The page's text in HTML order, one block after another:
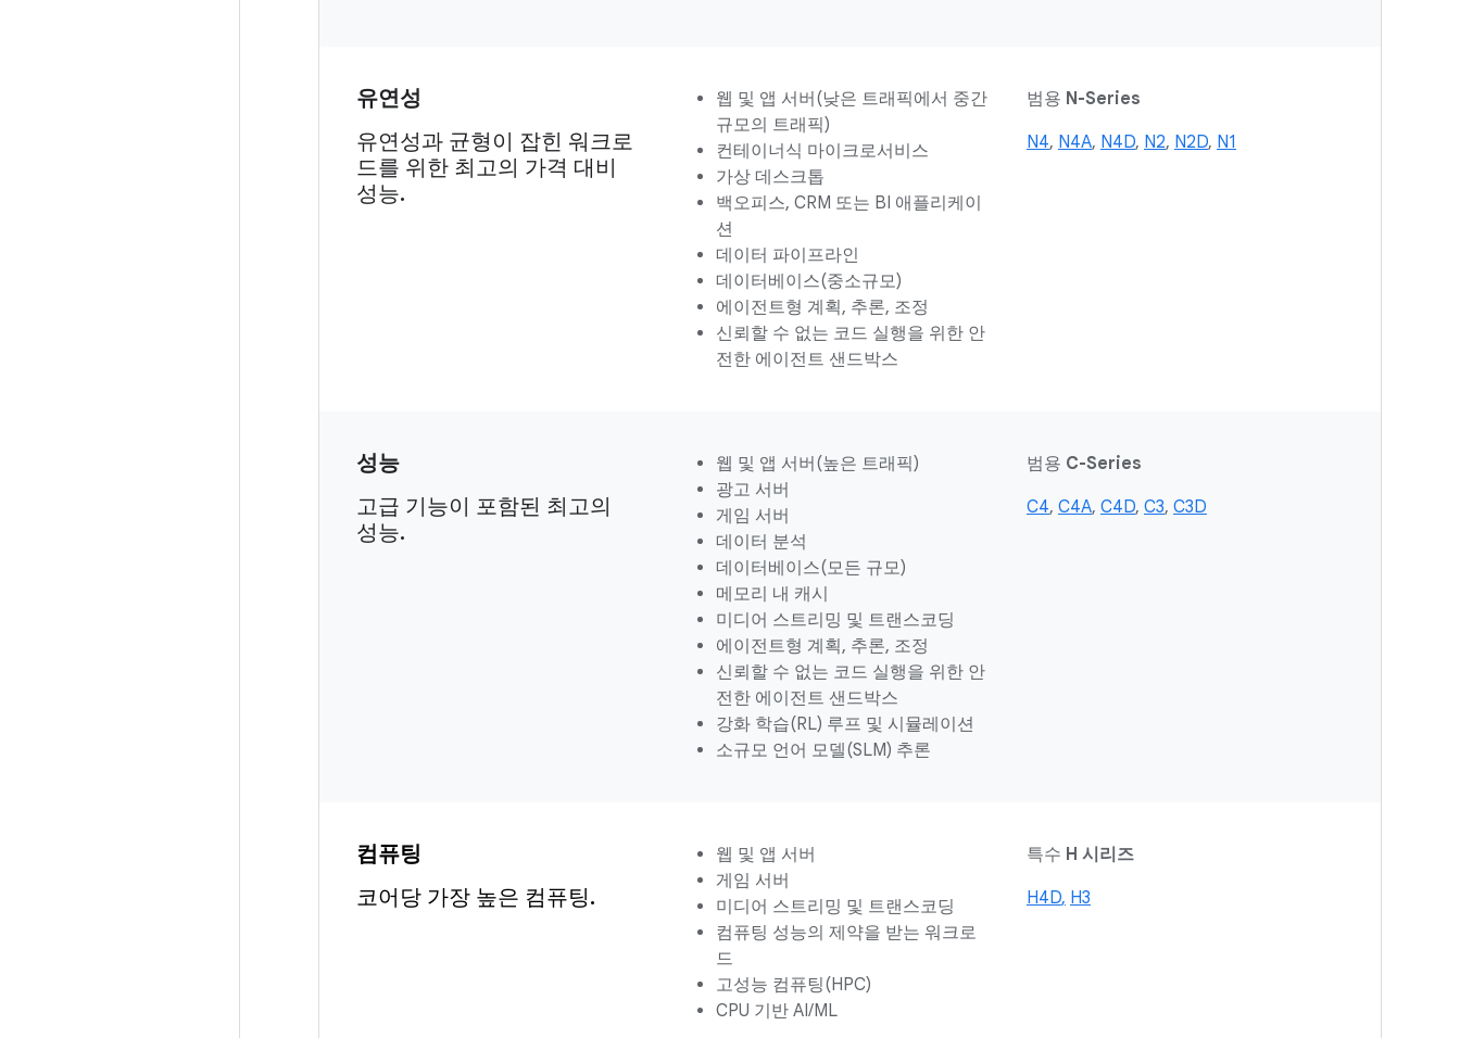
유연성
유연성과 균형이 잡힌 워크로
드를 위한 최고의 가격 대비
성능.
웹 및 앱 서버(낮은 트래픽에서 중간
규모의 트래픽)
컨테이너식 마이크로서비스
가상 데스크톱
백오피스, CRM 또는 BI 애플리케이
션
데이터 파이프라인
데이터베이스(중소규모)
에이전트형 계획, 추론, 조정
신뢰할 수 없는 코드 실행을 위한 안
전한 에이전트 샌드박스
범용 N-Series
N4, N4A, N4D, N2, N2D, N1
성능
고급 기능이 포함된 최고의
성능.
웹 및 앱 서버(높은 트래픽)
광고 서버
게임 서버
데이터 분석
데이터베이스(모든 규모)
메모리 내 캐시
미디어 스트리밍 및 트랜스코딩
에이전트형 계획, 추론, 조정
신뢰할 수 없는 코드 실행을 위한 안
전한 에이전트 샌드박스
강화 학습(RL) 루프 및 시뮬레이션
소규모 언어 모델(SLM) 추론
범용 C-Series
C4, C4A, C4D, C3, C3D
컴퓨팅
코어당 가장 높은 컴퓨팅.
웹 및 앱 서버
게임 서버
미디어 스트리밍 및 트랜스코딩
컴퓨팅 성능의 제약을 받는 워크로
드
고성능 컴퓨팅(HPC)
CPU 기반 AI/ML
특수 H 시리즈
H4D, H3